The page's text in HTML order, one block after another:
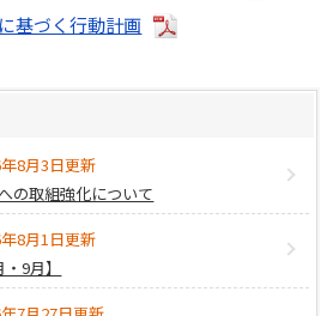
基づく行動計画
8月3日更新
の取組強化について
8月1日更新
9月】